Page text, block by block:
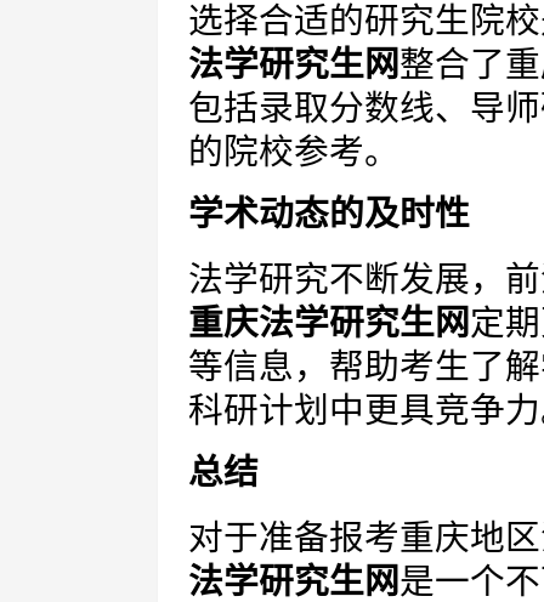
选择合适的研究生院
法学研究生网整合了
包括录取分数线、导
的院校参考。
学术动态的及时性
法学研究不断发展，
重庆法学研究生网定
等信息，帮助考生了
科研计划中更具竞争
总结
对于准备报考重庆地
法学研究生网是一个